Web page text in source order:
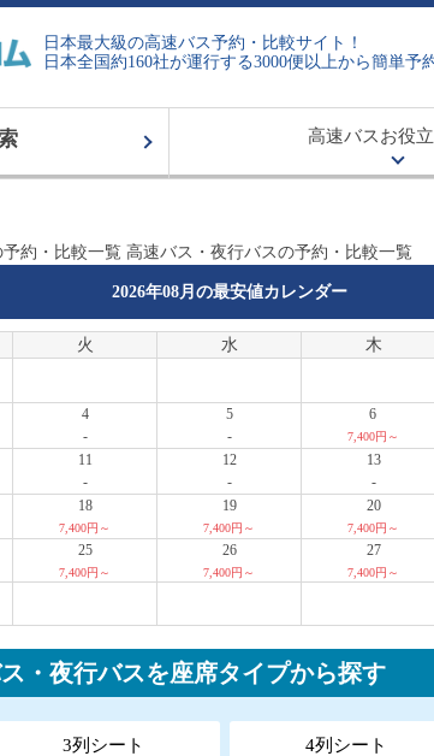
日本最大級の高速バス予約・比較サイト！
日本全国約160社が運行する3000便以上から簡単予
高速バスお役
約・比較一覧 高速バス・夜行バスの予約・比較一覧
2026年08月の最安値カレンダー
火 水 木
4
-
5
-
6
7,400円～
11
-
12
-
13
-
18
7,400円～
19
7,400円～
20
7,400円～
25
7,400円～
26
7,400円～
27
7,400円～
・夜行バスを座席タイプから探す
3列シート 4列シート